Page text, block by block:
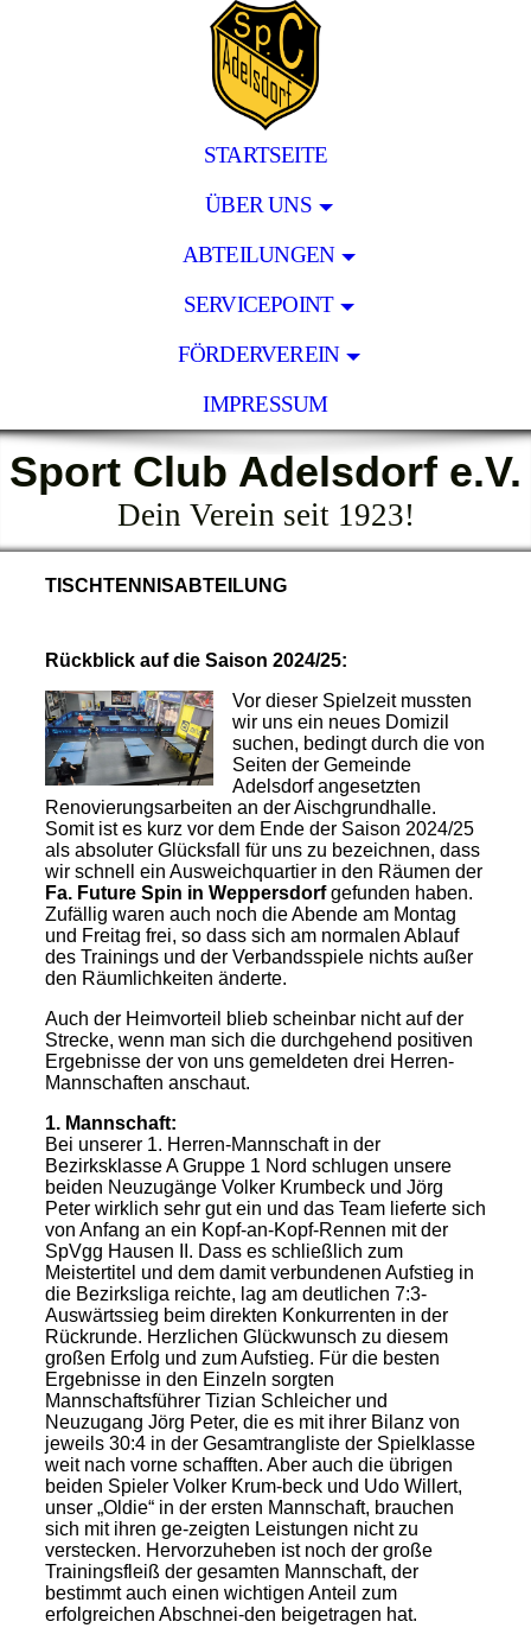
STARTSEITE
ÜBER UNS
ABTEILUNGEN
SERVICEPOINT
FÖRDERVEREIN
IMPRESSUM
Sport Club Adelsdorf e.V.
Dein Verein seit 1923!
TISCHTENNISABTEILUNG
Rückblick auf die Saison 2024/25:
Vor dieser Spielzeit mussten
wir uns ein neues Domizil
suchen, bedingt durch die von
Seiten der Gemeinde
Adelsdorf angesetzten
Renovierungsarbeiten an der Aischgrundhalle.
Somit ist es kurz vor dem Ende der Saison 2024/25
als absoluter Glücksfall für uns zu bezeichnen, dass
wir schnell ein Ausweichquartier in den Räumen der
Fa. Future Spin in Weppersdorfgefunden haben.
Zufällig waren auch noch die Abende am Montag
und Freitag frei, so dass sich am normalen Ablauf
des Trainings und der Verbandsspiele nichts außer
den Räumlichkeiten änderte.
Auch der Heimvorteil blieb scheinbar nicht auf der
Strecke, wenn man sich die durchgehend positiven
Ergebnisse der von uns gemeldeten drei Herren-
Mannschaften anschaut.
1. Mannschaft:
Bei unserer 1. Herren-Mannschaft in der
Bezirksklasse A Gruppe 1 Nord schlugen unsere
beiden Neuzugänge Volker Krumbeck und Jörg
Peter wirklich sehr gut ein und das Team lieferte sich
von Anfang an ein Kopf-an-Kopf-Rennen mit der
SpVgg Hausen II. Dass es schließlich zum
Meistertitel und dem damit verbundenen Aufstieg in
die Bezirksliga reichte, lag am deutlichen 7:3-
Auswärtssieg beim direkten Konkurrenten in der
Rückrunde. Herzlichen Glückwunsch zu diesem
großen Erfolg und zum Aufstieg. Für die besten
Ergebnisse in den Einzeln sorgten
Mannschaftsführer Tizian Schleicher und
Neuzugang Jörg Peter, die es mit ihrer Bilanz von
jeweils 30:4 in der Gesamtrangliste der Spielklasse
weit nach vorne schafften. Aber auch die übrigen
beiden Spieler Volker Krum-beck und Udo Willert,
unser „Oldie“ in der ersten Mannschaft, brauchen
sich mit ihren ge-zeigten Leistungen nicht zu
verstecken. Hervorzuheben ist noch der große
Trainingsfleiß der gesamten Mannschaft, der
bestimmt auch einen wichtigen Anteil zum
erfolgreichen Abschnei-den beigetragen hat.